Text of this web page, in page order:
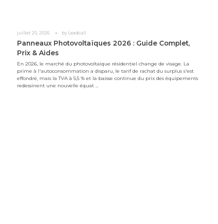
juillet 20, 2026 by Leadcall
Panneaux Photovoltaïques 2026 : Guide Complet,
Prix & Aides
En 2026, le marché du photovoltaïque résidentiel change de visage. La
prime à l'autoconsommation a disparu, le tarif de rachat du surplus s'est
effondré, mais la TVA à 5,5 % et la baisse continue du prix des équipements
redessinent une nouvelle équat ...